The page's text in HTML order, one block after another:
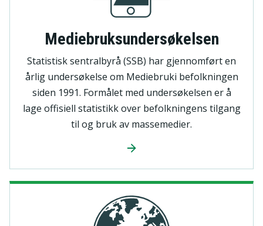
Mediebruksundersøkelsen
Statistisk sentralbyrå (SSB) har gjennomført en
årlig undersøkelse om Mediebruki befolkningen
siden 1991. Formålet med undersøkelsen er å
lage offisiell statistikk over befolkningens tilgang
til og bruk av massemedier.